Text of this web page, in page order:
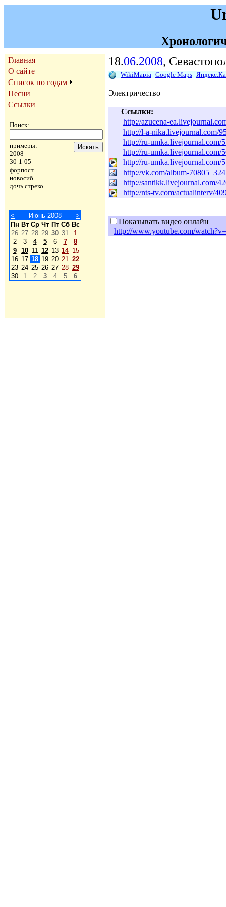
Главная
О сайте
Список по годам
Песни
Ссылки
Поиск:
примеры:
2008
30-1-05
форпост
новосиб
дочь стреко
< Июнь 2008
>
Пн Вт Ср Чт Пт Сб Вс
26 27 28 29 30 31
1
2
3 4 5 6 7
8
9
10 11 12 13 14 15
16 17 18 19 20 21 22
23 24 25 26 27 28 29
30
1 2 3 4 5 6
18.06.2008,
WikiMapia Google Maps
Электричество
Ссылки:
http://azucena-
http://l-a-nika.livejournal.com/
http://ru-umka.livejournal.com/
http://ru-umka.livejournal.com/
http://ru-umka.livejournal.com/
http://vk.com/album-
http://santikk.livejournal.com/
http://nts-tv.com/actualinterv/
Показывать видео онлайн
http://www.youtube.com/